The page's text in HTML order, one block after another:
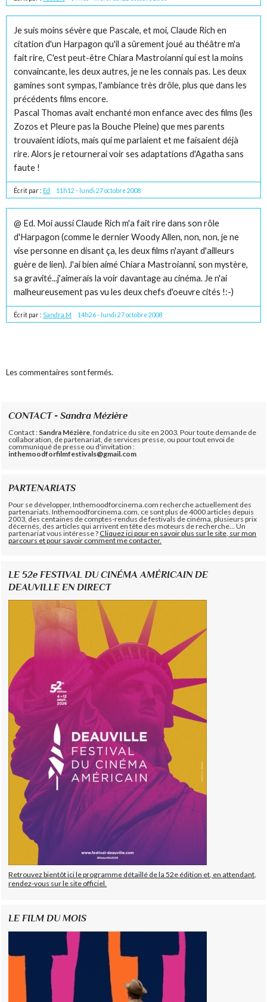
Je suis moins sévère que Pascale, et moi, Claude Rich en
citation d'un Harpagon qu'il a sûrement joué au théâtre m'a
fait rire, C'est peut-être Chiara Mastroianni qui est la moins
convaincante, les deux autres, je ne les connais pas. Les deux
gamines sont sympas, l'ambiance très drôle, plus que dans les
précédents films encore.
Pascal Thomas avait enchanté mon enfance avec des films (les
Zozos et Pleure pas la Bouche Pleine) que mes parents
trouvaient idiots, mais qui me parlaient et me faisaient déjà
rire. Alors je retournerai voir ses adaptations d'Agatha sans
faute !
Écrit par : Ed 11h12 - lundi 27 octobre 2008
@ Ed. Moi aussi Claude Rich m'a fait rire dans son rôle
d'Harpagon (comme le dernier Woody Allen, non, non, je ne
vise personne en disant ça, les deux films n'ayant d'ailleurs
guère de lien). J'ai bien aimé Chiara Mastroianni, son mystère,
sa gravité...j'aimerais la voir davantage au cinéma. Je n'ai
malheureusement pas vu les deux chefs d'oeuvre cités !:-)
Écrit par : Sandra.M 14h26- lundi 27 octobre 2008
Les commentaires sont fermés.
CONTACT - Sandra Mézière
Contact : Sandra Mézière , fondatrice du site en 2003. Pour toute demande de
collaboration, de partenariat, de services presse, ou pour tout envoi de
communiqué de presse ou d'invitation :
inthemoodforfilmfestivals@gmail.com
PARTENARIATS
Pour se développer, Inthemoodforcinema.com recherche actuellement des
partenariats. Inthemoodforcinema.com, ce sont plus de 4000 articles depuis
2003, des centaines de comptes-rendus de festivals de cinéma, plusieurs prix
décernés, des articles qui arrivent en tête des moteurs de recherche... Un
partenariat vous intéresse ?Cliquez ici pour en savoir plus sur le site, sur mon
parcours et pour savoir comment me contacter.
LE 52e FESTIVAL DU CINÉMA AMÉRICAIN DE
DEAUVILLE EN DIRECT
Retrouvez bientôt ici le programme détaillé de la 52e édition et, en attendant,
rendez-vous sur le site officiel.
LE FILM DU MOIS